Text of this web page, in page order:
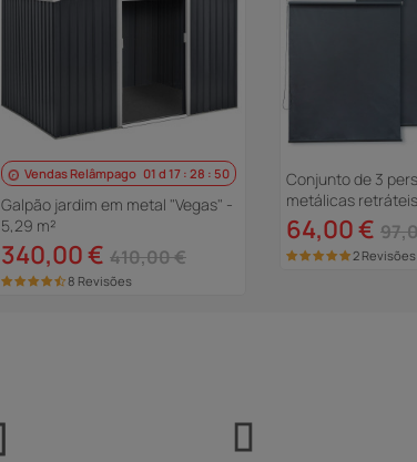
Vendas Relâmpago 01 d 17: 28 : 49
Galpão jardim em metal "Vegas" -
5,29 m²
340,00 € 410,00 €
8 Revisões
Conjunto de 3
metálicas
cm - Antracite
64,00 €
2 Revisões